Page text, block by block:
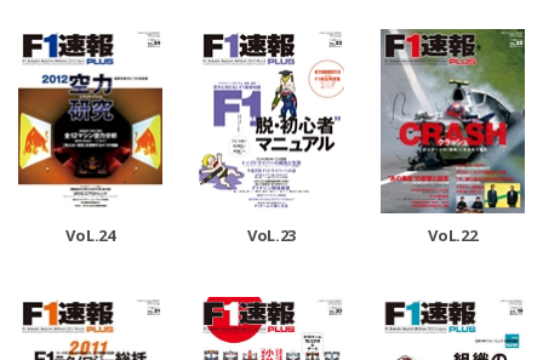
VoL.24 VoL.23 VoL.22